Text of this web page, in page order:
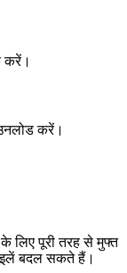
करें।
करें।
के लिए पूरी तरह से मुफ्त
बदल सकते हैं।